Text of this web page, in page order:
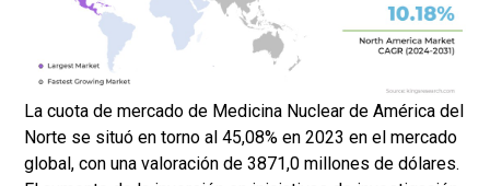
La cuota de mercado de Medicina Nuclear de América del
Norte se situó en torno al 45,08% en 2023 en el mercado
global, con una valoración de 3871,0 millones de dólares.